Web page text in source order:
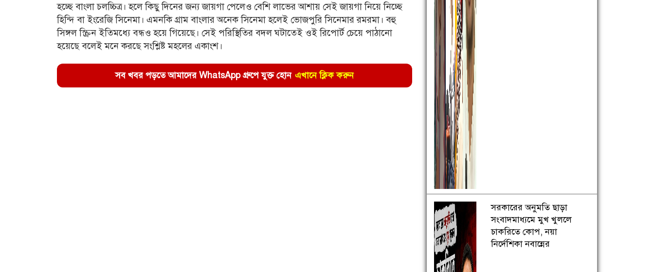
হচ্ছে বাংলা চলচ্চিত্র। হলে কিছু দিনের জন্য জায়গা পেলেও বেশি লাভের আশায় সেই জায়গা নিয়ে নিচ্ছে
হিন্দি বা ইংরেজি সিনেমা। এমনকি গ্রাম বাংলার অনেক সিনেমা হলেই ভোজপুরি সিনেমার রমরমা। বহু
সিঙ্গল স্ক্রিন ইতিমধ্যে বন্ধও হয়ে গিয়েছে। সেই পরিস্থিতির বদল ঘটাতেই ওই রিপোর্ট চেয়ে পাঠানো
হয়েছে বলেই মনে করছে সংশ্লিষ্ট মহলের একাংশ।
সব খবর পড়তে আমাদের WhatsApp গ্রুপে যুক্ত হোন এখানে ক্লিক করুন
সরকারের অনুমতি ছাড়া
সংবাদমাধ্যমে মুখ খুললে
চাকরিতে কোপ, নয়া
নির্দেশিকা নবান্নের